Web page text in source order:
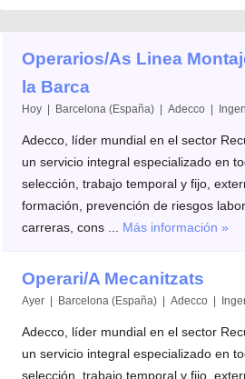
Operarios/As Linea
la Barca
Hoy | Barcelona (España) | Adecco |
Adecco, líder mundial en el sector
un servicio integral especializado en
selección, trabajo temporal y fijo,
formación, prevención de riesgos
carreras, cons ... Más información »
Operari/A Mecanitzats
Ayer | Barcelona (España) | Adecco |
Adecco, líder mundial en el sector
un servicio integral especializado en
selección, trabajo temporal y fijo,